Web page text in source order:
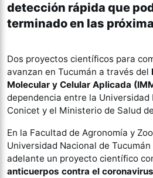
detección rápida que
terminado en las
Dos proyectos científicos para
avanzan en Tucumán a través del
Molecular y Celular Aplicada
dependencia entre la Universidad
Conicet y el Ministerio de Salud
En la Facultad de Agronomía y
Universidad Nacional de
adelante un proyecto científico
anticuerpos contra el